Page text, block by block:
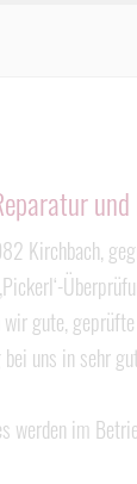
Kirchbach,
gute,
uns in sehr
werden im